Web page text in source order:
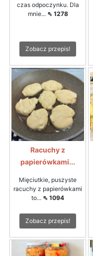
czas odpoczynku. Dla
mnie... ⇖ 1278
Zobacz przepis!
Racuchy z
papierówkami...
Mięciutkie, puszyste
racuchy z papierówkami
to... ⇖ 1094
Zobacz przepis!